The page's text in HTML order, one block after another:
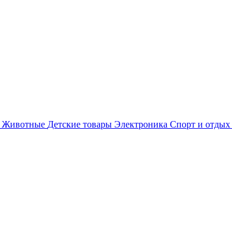
Животные Детские товары Электроника Спорт и отдых